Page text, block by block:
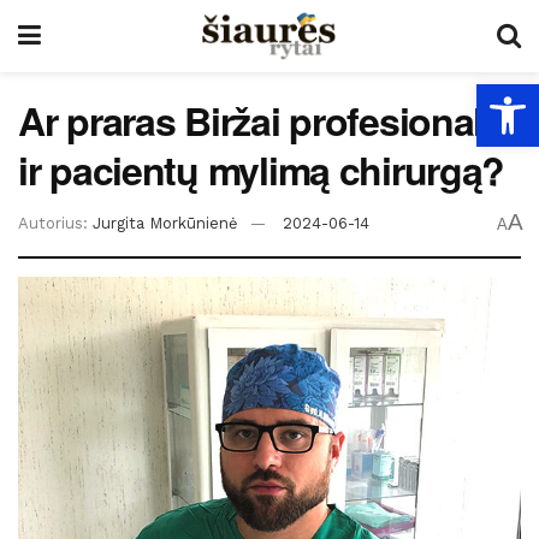
Ar praras Biržai profesionalų
ir pacientų mylimą chirurgą?
Autorius: Jurgita Morkūnienė 2024-06-14 AA